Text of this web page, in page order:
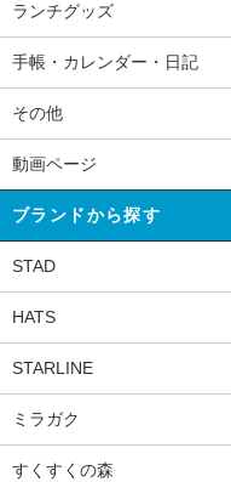
ランチグッズ
手帳・カレンダー・日記
その他
動画ページ
ブランドから探す
STAD
HATS
STARLINE
ミラガク
すくすくの森